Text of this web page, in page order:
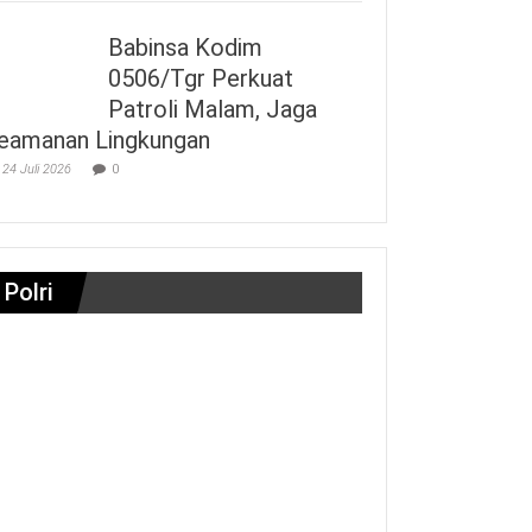
Babinsa Kodim
0506/Tgr Perkuat
Patroli Malam, Jaga
Lingkungan
24 Juli 2026 0
Polri